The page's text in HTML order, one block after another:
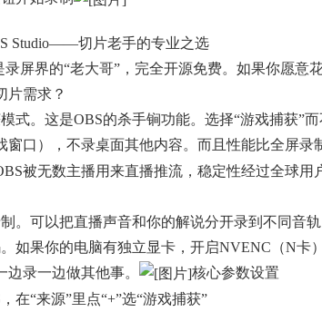
Studio——切片老手的专业之选
录屏界的“老大哥”，完全开源免费。如果你愿
片需求？
式。这是OBS的杀手锏功能。选择“游戏捕获”
窗口），不录桌面其他内容。而且性能比全屏录
被无数主播用来直播推流，稳定性经过全球
。可以把直播声音和你的解说分开录到不同音
如果你的电脑有独立显卡，开启NVENC（N
边录一边做其他事。
核心参数设置
在“来源”里点“+”选“游戏捕获”